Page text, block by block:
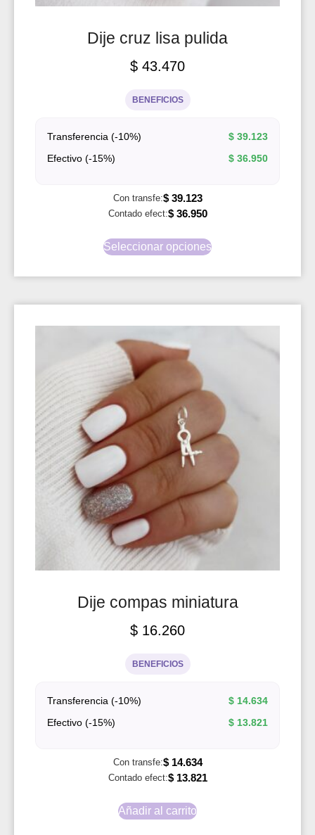
Dije cruz lisa pulida
$ 43.470
BENEFICIOS
Transferencia (-10%) $ 39.123
Efectivo (-15%)
$ 36.950
Con transfe:$39.123
Contado efect:$36.950
Seleccionar opciones
Dije compas miniatura
$ 16.260
BENEFICIOS
Transferencia (-10%) $ 14.634
Efectivo (-15%)
$ 13.821
Con transfe:$14.634
Contado efect:$13.821
Añadir al carrito